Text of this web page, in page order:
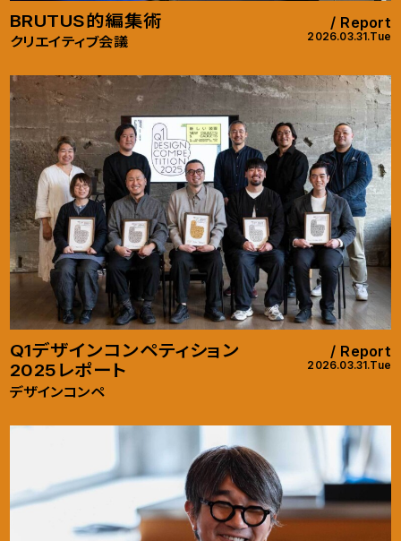
BRUTUS的編集術
クリエイティブ会議
Report
2026.03.31.Tue
Q1デザインコンペティション
2025レポート
デザインコンペ
Report
2026.03.31.Tue